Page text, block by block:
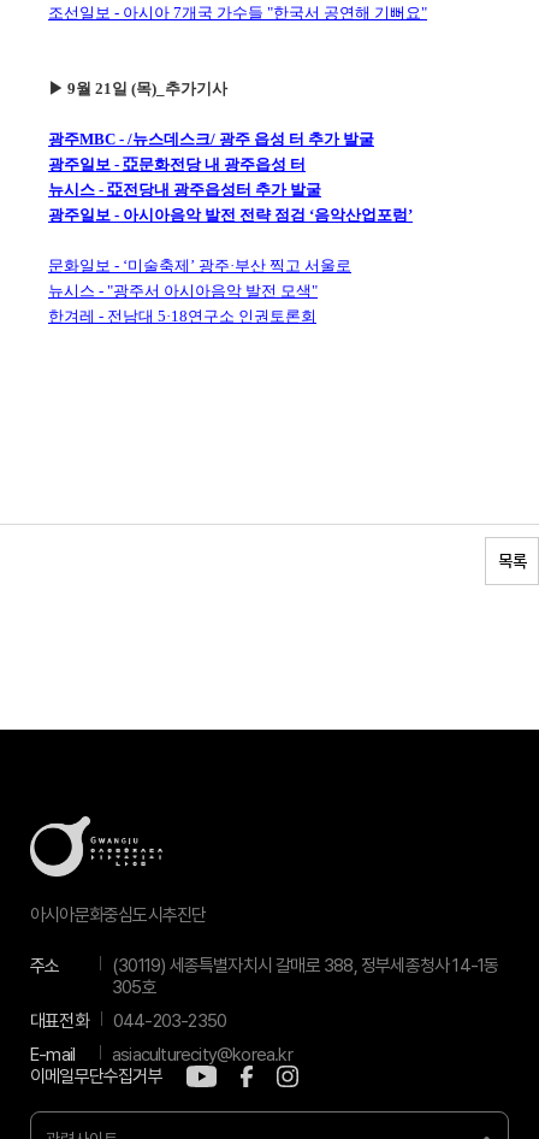
조선일보 - 아시아 7개국 가수들 "한국서 공연해 기뻐요"
▶ 9월 21일 (목)_추가기사
광주MBC - /뉴스데스크/ 광주 읍성 터 추가 발굴
광주일보 - 亞문화전당 내 광주읍성 터
뉴시스 - 亞전당내 광주읍성터 추가 발굴
광주일보 - 아시아음악 발전 전략 점검 ‘음악산업포럼’
문화일보 - ‘미술축제’ 광주·부산 찍고 서울로
뉴시스 - "광주서 아시아음악 발전 모색"
한겨레 - 전남대 5·18연구소 인권토론회
목록
아시아문화중심도시추진단
주소
(30119) 세종특별자치시 갈매로 388, 정부세종청사 14-1동
305호
대표전화
044-203-2350
E-mail
asiaculturecity@korea.kr
이메일무단수집거부